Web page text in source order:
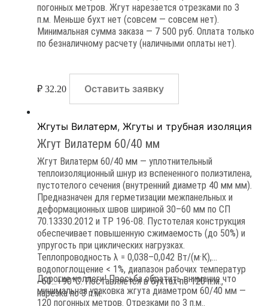
погонных метров. Жгут нарезается отрезками по 3
п.м. Меньше бухт нет (совсем — совсем нет).
Минимальная сумма заказа — 7 500 руб. Оплата только
по безналичному расчету (наличными оплаты нет).
₽ 32.20 Оставить заявку
Жгуты Вилатерм,Жгуты и трубная изоляция
Жгут Вилатерм 60/40 мм
Жгут Вилатерм 60/40 мм — уплотнительный
теплоизоляционный шнур из вспененного полиэтилена,
пустотелого сечения (внутренний диаметр 40 мм мм).
Предназначен для герметизации межпанельных и
деформационных швов шириной 30–60 мм по СП
70.13330.2012 и ТР 196-08. Пустотелая конструкция
обеспечивает повышенную сжимаемость (до 50%) и
упругость при циклических нагрузках.
Теплопроводность λ = 0,038–0,042 Вт/(м·К),
водопоглощение < 1%, диапазон рабочих температур
−60…+90°C. Поставляется в бухтах по 120 п.м.,
нарезка по 3 п.м.
Дорогие коллеги! Просьба обратить внимание что
минимальная упаковка жгута диаметром 60/40 мм —
120 погонных метров. Отрезками по 3 п.м..